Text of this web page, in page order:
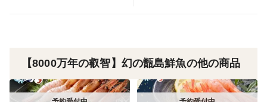
イサキは水揚げされた直後に関西や関東の高級料亭、特
別な産地直送ルートへとすべて直行してしまいます。一
【8000万年の叡智】幻の甑島鮮魚の他の商品